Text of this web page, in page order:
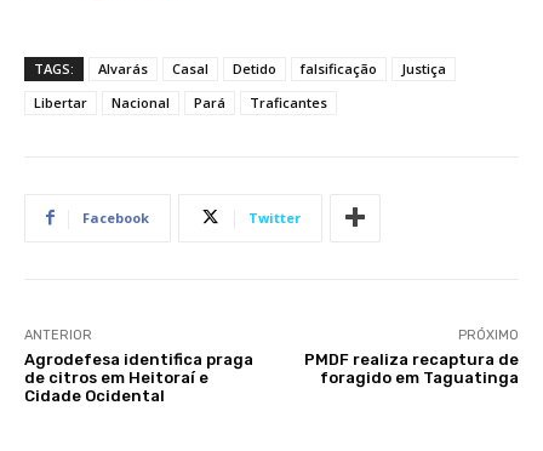
TAGS: Alvarás Casal Detido falsificação
Justiça
Libertar
Nacional Pará Traficantes
Facebook Twitter
ANTERIOR
Agrodefesa identifica praga
de citros em Heitoraí e
Cidade Ocidental
PRÓXIMO
PMDF realiza recaptura de
foragido em Taguatinga